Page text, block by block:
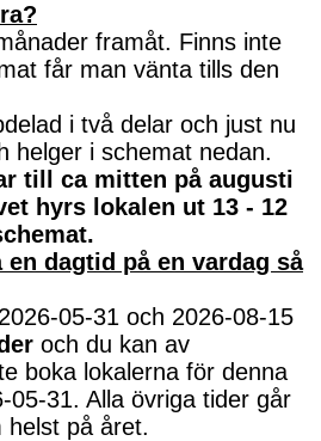
framåt. Finns inte
får man vänta tills den
i två delar och just nu
helger i schemat nedan.
till ca mitten på augusti
hyrs lokalen ut 13 - 12
dagtid på en vardag så
05-31 och 2026-08-15
och du kan av
boka lokalerna för denna
05-31. Alla övriga tider går
helst på året.